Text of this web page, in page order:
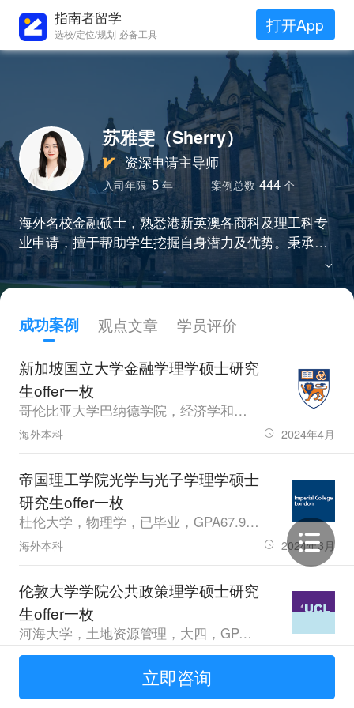
指南者留学
选校/定位/规划 必备工具 打开App
苏雅雯（Sherry）
资深申请主导师
入司年限 5年 案例总数 444 个
海外名校金融硕士，熟悉港新英澳各商科及理工科专
业申请，擅于帮助学生挖掘自身潜力及优势。秉承高
效务实精益求精诚实守信认真负责的申请理念，多年
来帮助90%+的学生拿到港三，新二所等Top项目录
成功案例 观点文章
学员评价
新加坡国立大学金融学理学硕士研究
生offer一枚
哥伦比亚大学巴纳德学院，经济学和数学，已毕业，GPA3.38，豁免，GRE330
海外本科 2024年4月
帝国理工学院光学与光子学理学硕士
研究生offer一枚
杜伦大学，物理学，已毕业，GPA67.9，在准备，GRE153
海外本科 2024年3月
伦敦大学学院公共政策理学硕士研究
生offer一枚
河海大学，土地资源管理，大四，GPA4.75，雅思7.5
211院校 2024年3月
新加坡国立大学统计学理学硕士研究
立即咨询